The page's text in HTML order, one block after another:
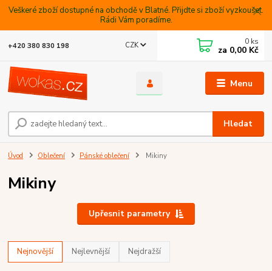
Veškeré zboží dostupné na obchodě v Blatné. Přijdte si zboží vyzkoušet.
Rádi Vám poradíme.
Menu
CZK
Hledat
+420 380 830 198 0 ks
za 0,00 Kč
Úvod Oblečení Pánské oblečení Mikiny
Mikiny
Upřesnit parametry
Nejnovější Nejlevnější Nejdražší